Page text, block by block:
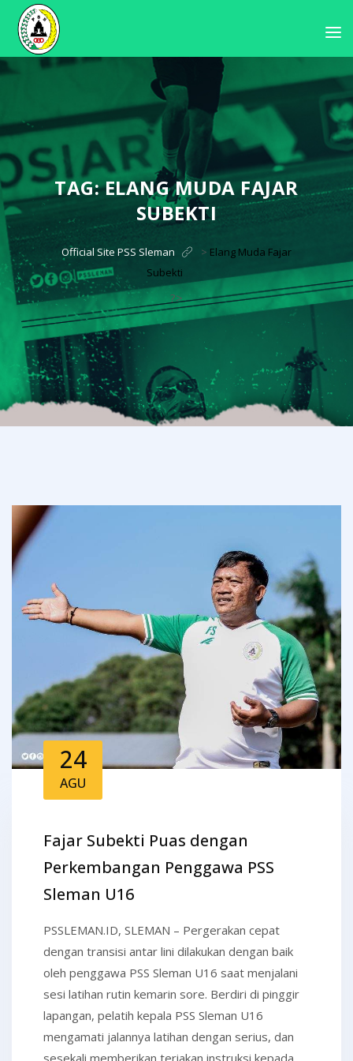
TAG:ELANG MUDA FAJAR
SUBEKTI
Official Site PSS Sleman > Elang Muda Fajar
Subekti
?>
24
AGU
Fajar Subekti Puas dengan
Perkembangan Penggawa PSS
Sleman U16
PSSLEMAN.ID, SLEMAN – Pergerakan cepat
dengan transisi antar lini dilakukan dengan baik
oleh penggawa PSS Sleman U16 saat menjalani
sesi latihan rutin kemarin sore. Berdiri di pinggir
lapangan, pelatih kepala PSS Sleman U16
mengamati jalannya latihan dengan serius, dan